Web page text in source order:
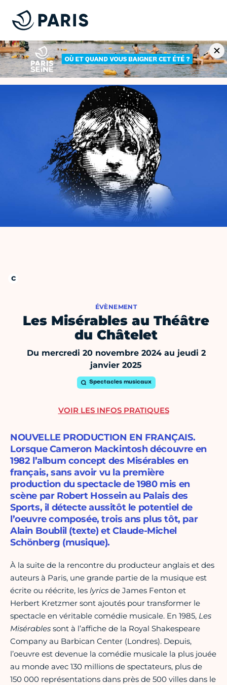
ÉVÈNEMENT
Les Misérables au Théâtre
du Châtelet
Du mercredi 20 novembre 2024 au jeudi 2
janvier 2025
Spectacles musicaux
NOUVELLE PRODUCTION EN FRANÇAIS.
Lorsque Cameron Mackintosh découvre en
1982 l’album concept des Misérables en
français, sans avoir vu la première
production du spectacle de 1980 mis en
scène par Robert Hossein au Palais des
Sports, il détecte aussitôt le potentiel de
l’oeuvre composée, trois ans plus tôt, par
Alain Boublil (texte) et Claude-Michel
Schönberg (musique).
À la suite de la rencontre du producteur anglais et des
auteurs à Paris, une grande partie de la musique est
écrite ou réécrite, les lyrics de James Fenton et
Herbert Kretzmer sont ajoutés pour transformer le
spectacle en véritable comédie musicale. En 1985, Les
Misérables sont à l’affiche de la Royal Shakespeare
Company au Barbican Center (Londres). Depuis,
l’oeuvre est devenue la comédie musicale la plus jouée
au monde avec 130 millions de spectateurs, plus de
150 000 représentations dans près de 500 villes dans le
VOIR LES INFOS PRATIQUES